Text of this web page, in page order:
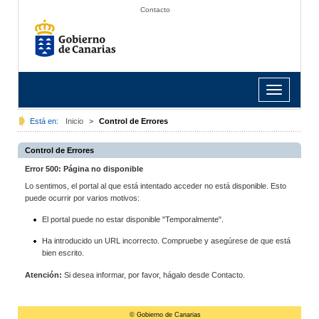
Contacto
Toggle
navigation
Está en: Inicio > Control de Errores
Control de Errores
Error 500: Página no disponible
Lo sentimos, el portal al que está intentado acceder no está disponible. Esto
puede ocurrir por varios motivos:
El portal puede no estar disponible "Temporalmente".
Ha introducido un URL incorrecto. Compruebe y asegúrese de que está
bien escrito.
Atención: Si desea informar, por favor, hágalo desde Contacto.
© Gobierno de Canarias